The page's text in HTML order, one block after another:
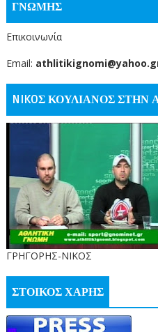
ΓΝΩΜΗΣ
Επικοινωνία
Email:
NIKOΣ ΚΟΥΛΙΑΝΟΣ
ΓΡΗΓΟΡΗΣ-ΝΙΚΟΣ
ΣΤΟΙΚΟΣ ΧΑΡΗΣ